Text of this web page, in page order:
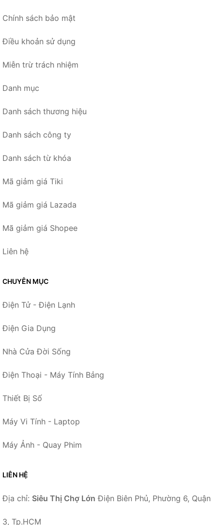
Chính sách bảo mật
Điều khoản sử dụng
Miễn trừ trách nhiệm
Danh mục
Danh sách thương hiệu
Danh sách công ty
Danh sách từ khóa
Mã giảm giá Tiki
Mã giảm giá Lazada
Mã giảm giá Shopee
Liên hệ
CHUYÊN MỤC
Điện Tử - Điện Lạnh
Điện Gia Dụng
Nhà Cửa Đời Sống
Điện Thoại - Máy Tính Bảng
Thiết Bị Số
Máy Vi Tính - Laptop
Máy Ảnh - Quay Phim
LIÊN HỆ
Địa chỉ: Siêu Thị Chợ Lớn Điện Biên Phủ, Phường 6, Quận
3, Tp.HCM